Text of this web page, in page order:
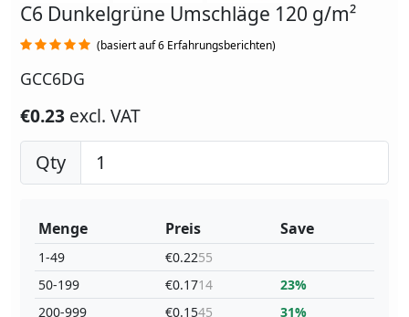
C6 Dunkelgrüne Umschläge 120 g/m²
(basiert auf 6 Erfahrungsberichten)
GCC6DG
€0.23 excl. VAT
Qty
Menge
1-49
50-199
200-999
Preis
€0.2255
€0.1714
€0.1545
Save
23%
31%